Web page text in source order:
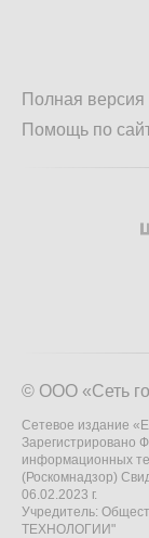
Полная версия
Помощь по
© ООО «Сеть
Сетевое издание
Зарегистрировано
информационных
(Роскомнадзор)
06.02.2023 г.
Учредитель:
ТЕХНОЛОГИИ"